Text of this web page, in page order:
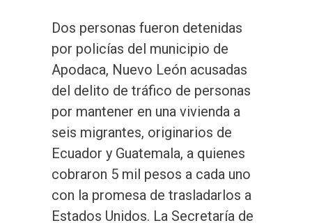
Dos personas fueron detenidas
por policías del municipio de
Apodaca, Nuevo León acusadas
del delito de tráfico de personas
por mantener en una vivienda a
seis migrantes, originarios de
Ecuador y Guatemala, a quienes
cobraron 5 mil pesos a cada uno
con la promesa de trasladarlos a
Estados Unidos. La Secretaría de